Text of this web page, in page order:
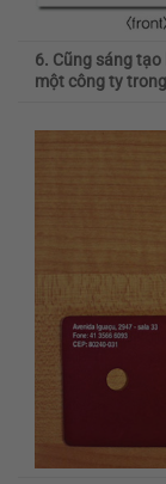
6. Cũng sáng tạo
một công ty